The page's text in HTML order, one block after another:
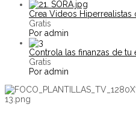
Crea Videos Hiperrealistas
Gratis
Por admin
Controla las finanzas de tu
Gratis
Por admin